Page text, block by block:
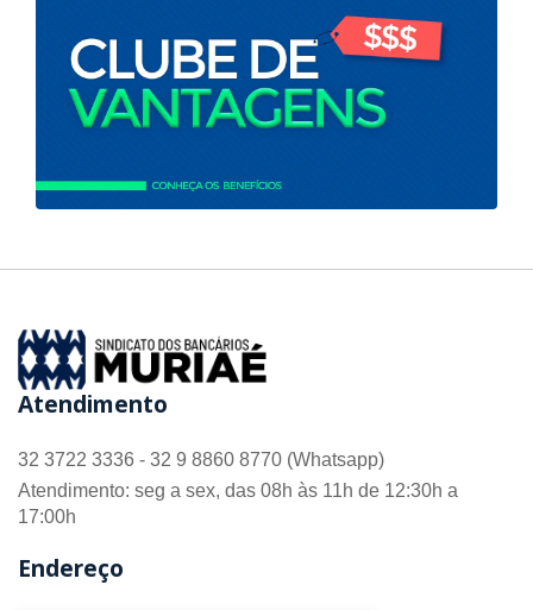
Atendimento
32 3722 3336 - 32 9 8860 8770 (Whatsapp)
Atendimento: seg a sex, das 08h às 11h de 12:30h a
17:00h
Endereço